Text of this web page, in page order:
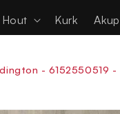
Hout Kurk
- 6152550519 -